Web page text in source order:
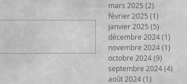
mars 2025 (2)
février 2025 (1)
janvier 2025 (5)
décembre 2024(1)
novembre 2024(1)
octobre 2024(9)
septembre 2024(4)
août 2024(1)